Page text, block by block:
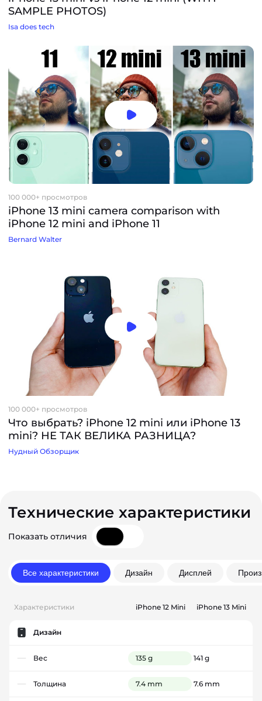
SAMPLE PHOTOS)
Isa does tech
100 000+ просмотров
iPhone 13 mini camera comparison with
iPhone 12 mini and iPhone 11
Bernard Walter
100 000+ просмотров
Что выбрать? iPhone 12 mini или iPhone 13
mini? НЕ ТАК ВЕЛИКА РАЗНИЦА?
Нудный Обзорщик
Технические характеристики
Показать отличия
Все характеристики Дизайн Дисплей
Характеристики iPhone 12 Mini iPhone 13 Mini
Дизайн
Вес 135 g 141 g
Толщина 7.4 mm 7.6 mm